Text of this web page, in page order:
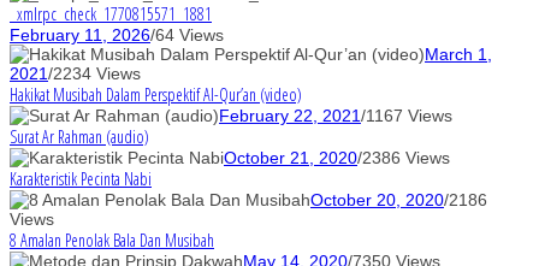
_xmlrpc_check_1770815571_1881
February 11, 2026/64 Views
March 1,
2021/2234 Views
Hakikat Musibah Dalam Perspektif Al-Qur’an (video)
February 22, 2021/1167 Views
Surat Ar Rahman (audio)
October 21, 2020/2386 Views
Karakteristik Pecinta Nabi
October 20, 2020/2186
Views
8 Amalan Penolak Bala Dan Musibah
May 14, 2020/7350 Views